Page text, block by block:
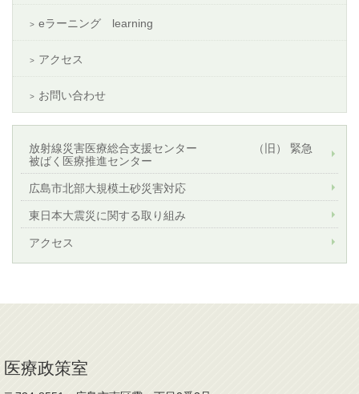
eラーニング learning
アクセス
お問い合わせ
放射線災害医療総合支援センター （旧） 緊急
被ばく医療推進センター
広島市北部大規模土砂災害対応
東日本大震災に関する取り組み
アクセス
医療政策室